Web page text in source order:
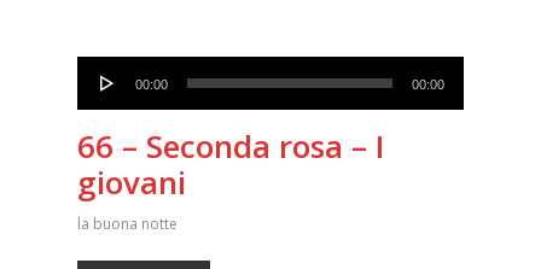
Audio
Player
00:00 00:00
66 – Seconda rosa – I
giovani
la buona notte